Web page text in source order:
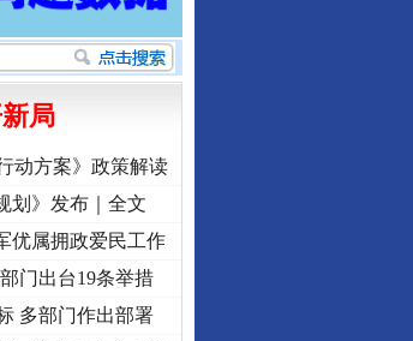
局
动方案》政策解读
划》发布｜全文
优属拥政爱民工作
门出台19条举措
多部门作出部署